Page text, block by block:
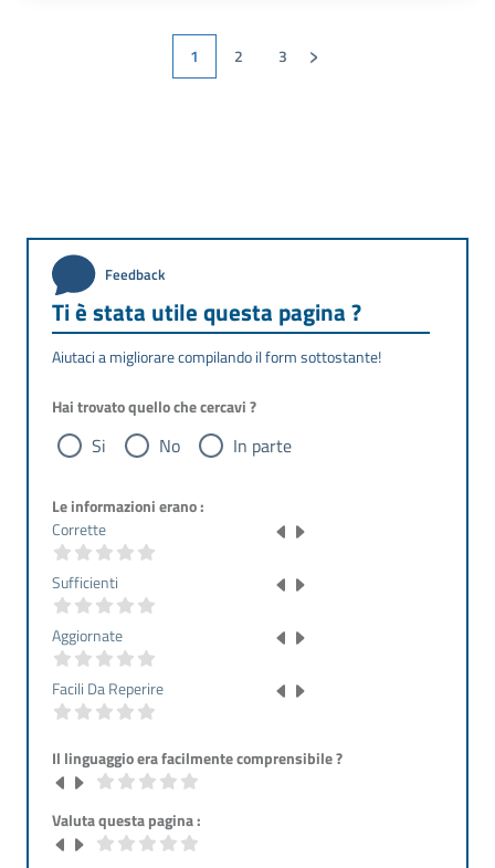
1 2 3 ›
Feedback
Ti è stata utile questa pagina ?
Aiutaci a migliorare compilando il form sottostante!
Hai trovato quello che cercavi ?
Si No In parte
Le informazioni erano :
Corrette
Sufficienti
Aggiornate
Facili Da Reperire
Il linguaggio era facilmente comprensibile ?
Valuta questa pagina :